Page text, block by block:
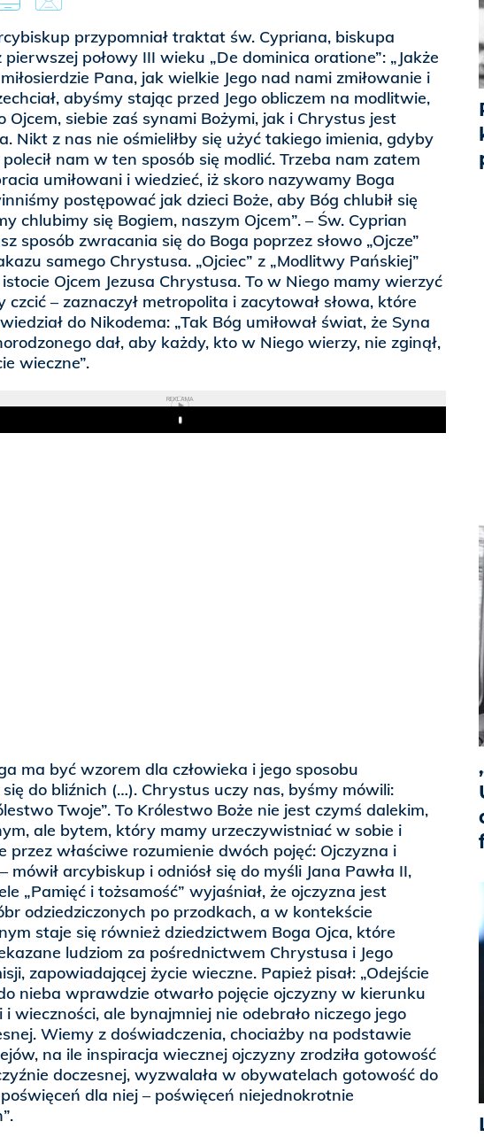
przypomniał traktat św. Cypriana, biskupa
połowy III wieku „De dominica oratione”: „Jakże
Pana, jak wielkie Jego nad nami zmiłowanie i
abyśmy stając przed Jego obliczem na modlitwie,
Ojcem, siebie zaś synami Bożymi, jak i Chrystus jest
Nikt z nas nie ośmieliłby się użyć takiego imienia, gdyby
nam w ten sposób się modlić. Trzeba nam zatem
umiłowani i wiedzieć, iż skoro nazywamy Boga
postępować jak dzieci Boże, aby Bóg chlubił się
chlubimy się Bogiem, naszym Ojcem”. – Św. Cyprian
sposób zwracania się do Boga poprzez słowo „Ojcze”
samego Chrystusa. „Ojciec” z „Modlitwy Pańskiej”
Ojcem Jezusa Chrystusa. To w Niego mamy wierzyć
czcić – zaznaczył metropolita i zacytował słowa, które
do Nikodema: „Tak Bóg umiłował świat, że Syna
dał, aby każdy, kto w Niego wierzy, nie zginął,
wieczne”.
REKLAMA
Play
ma być wzorem dla człowieka i jego sposobu
do bliźnich (…). Chrystus uczy nas, byśmy mówili:
Twoje”. To Królestwo Boże nie jest czymś dalekim,
ale bytem, który mamy urzeczywistniać w sobie i
przez właściwe rozumienie dwóch pojęć: Ojczyzna i
mówił arcybiskup i odniósł się do myśli Jana Pawła II,
„Pamięć i tożsamość” wyjaśniał, że ojczyzna jest
odziedziczonych po przodkach, a w kontekście
staje się również dziedzictwem Boga Ojca, które
ludziom za pośrednictwem Chrystusa i Jego
zapowiadającej życie wieczne. Papież pisał: „Odejście
nieba wprawdzie otwarło pojęcie ojczyzny w kierunku
i wieczności, ale bynajmniej nie odebrało niczego jego
Wiemy z doświadczenia, chociażby na podstawie
na ile inspiracja wiecznej ojczyzny zrodziła gotowość
doczesnej, wyzwalała w obywatelach gotowość do
dla niej – poświęceń niejednokrotnie